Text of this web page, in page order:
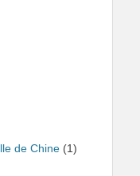
de Chine (1)